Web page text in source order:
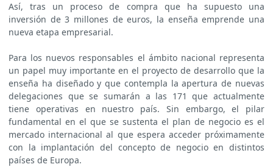
Así, tras un proceso de compra que ha supuesto una
inversión de 3 millones de euros, la enseña emprende una
nueva etapa empresarial.
Para los nuevos responsables el ámbito nacional representa
un papel muy importante en el proyecto de desarrollo que la
enseña ha diseñado y que contempla la apertura de nuevas
delegaciones que se sumarán a las 171 que actualmente
tiene operativas en nuestro país. Sin embargo, el pilar
fundamental en el que se sustenta el plan de negocio es el
mercado internacional al que espera acceder próximamente
con la implantación del concepto de negocio en distintos
países de Europa.